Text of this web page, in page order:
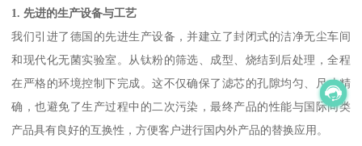
1. 先进的生产设备与工艺
我们引进了德国的先进生产设备，并建立了封闭式的洁净无尘车间
和现代化无菌实验室。从钛粉的筛选、成型、烧结到后处理，全程
在严格的环境控制下完成。这不仅确保了滤芯的孔隙均匀、尺寸精
确，也避免了生产过程中的二次污染，最终产品的性能与国际同类
产品具有良好的互换性，方便客户进行国内外产品的替换应用。